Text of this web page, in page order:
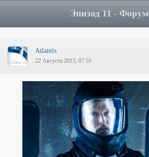
Эпизод 11 - Форум
Atlantis
22 Августа 2015, 07:51